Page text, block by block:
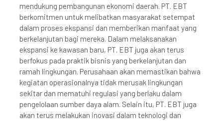
mendukung pembangunan ekonomi daerah. PT. EBT
berkomitmen untuk melibatkan masyarakat setempat
dalam proses ekspansi dan memberikan manfaat yang
berkelanjutan bagi mereka. Dalam melaksanakan
ekspansi ke kawasan baru, PT. EBT juga akan terus
berfokus pada praktik bisnis yang berkelanjutan dan
ramah lingkungan. Perusahaan akan memastikan bahwa
kegiatan operasionalnya tidak merusak lingkungan
sekitar dan mematuhi regulasi yang berlaku dalam
pengelolaan sumber daya alam. Selain itu, PT. EBT juga
akan terus melakukan inovasi dalam teknologi dan